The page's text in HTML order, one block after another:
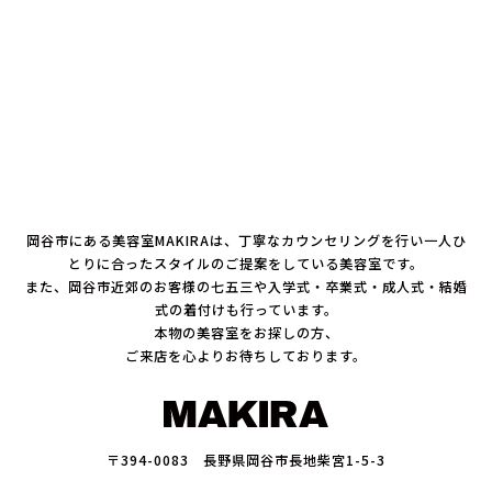
岡谷市にある美容室MAKIRAは、丁寧なカウンセリングを行い一人ひ
とりに合ったスタイルのご提案をしている美容室です。
また、岡谷市近郊のお客様の七五三や入学式・卒業式・成人式・結婚
式の着付けも行っています。
本物の美容室をお探しの方、
ご来店を心よりお待ちしております。
〒394-0083 長野県岡谷市長地柴宮1-5-3